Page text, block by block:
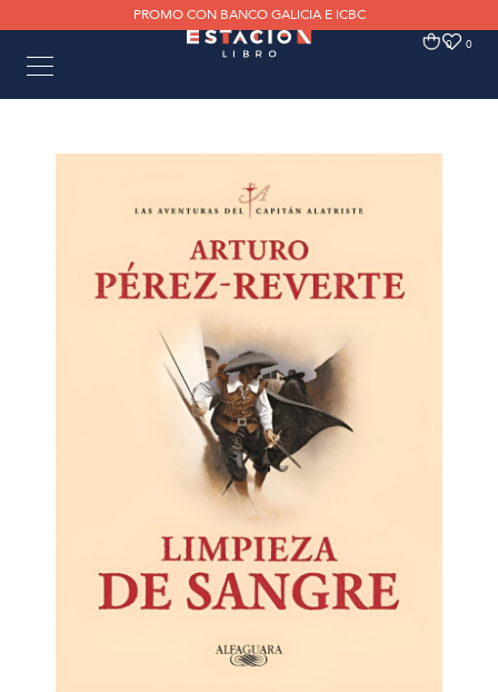
PROMO CON BANCO GALICIA E ICBC
0 0